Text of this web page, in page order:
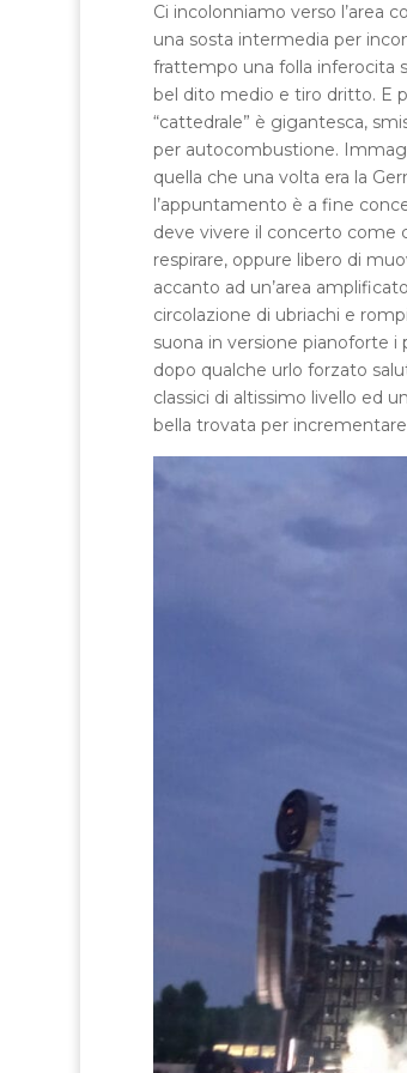
Ci incolonniamo verso l’area
una sosta intermedia per
frattempo una folla inferocita
bel dito medio e tiro dritto. E
“cattedrale” è gigantesca,
per autocombustione.
quella che una volta era la
l’appuntamento è a fine
deve vivere il concerto come
respirare, oppure libero di
accanto ad un’area
circolazione di ubriachi e
suona in versione pianoforte i
dopo qualche urlo forzato
classici di altissimo livello ed
bella trovata per